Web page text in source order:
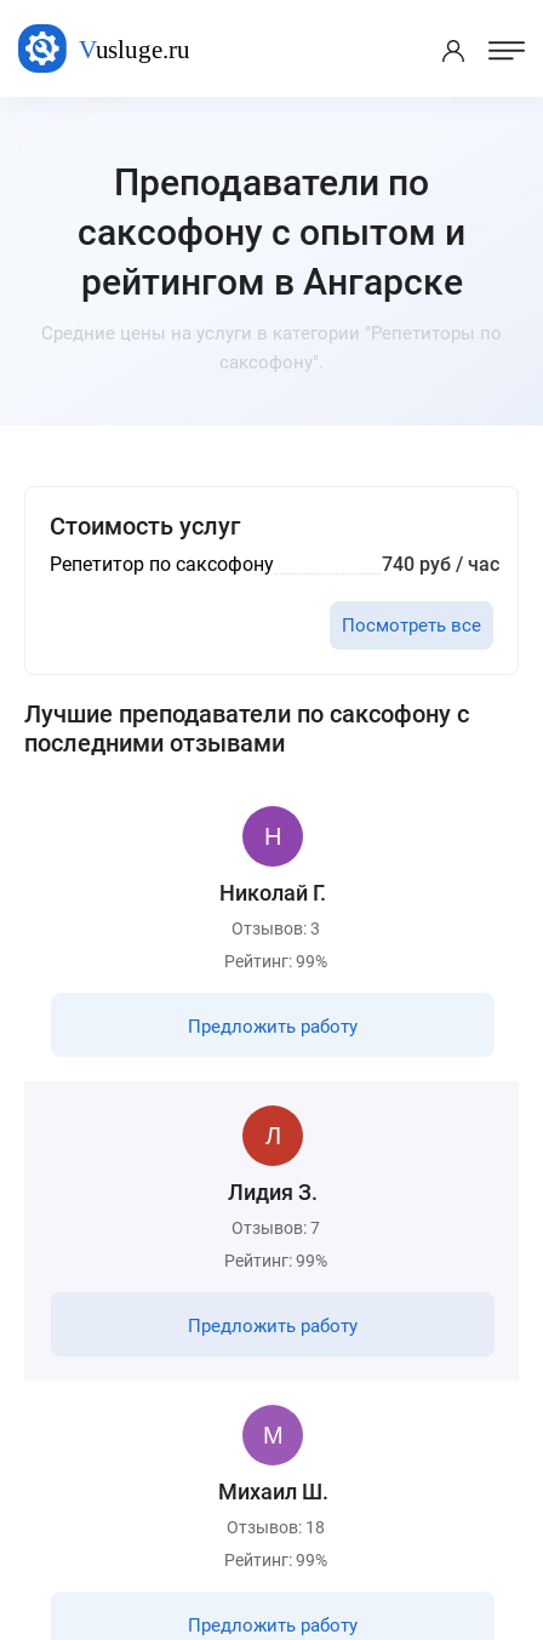
Преподаватели по
саксофону с опытом и
рейтингом в Ангарске
Средние цены на услуги в категории "Репетиторы по
саксофону".
Стоимость услуг
Репетитор по саксофону 740 руб / час
Посмотреть все
Лучшие преподаватели по саксофону с
последними отзывами
Николай Г.
Отзывов: 3
Рейтинг: 99%
Предложить работу
Лидия З.
Отзывов: 7
Рейтинг: 99%
Предложить работу
Михаил Ш.
Отзывов: 18
Рейтинг: 99%
Предложить работу